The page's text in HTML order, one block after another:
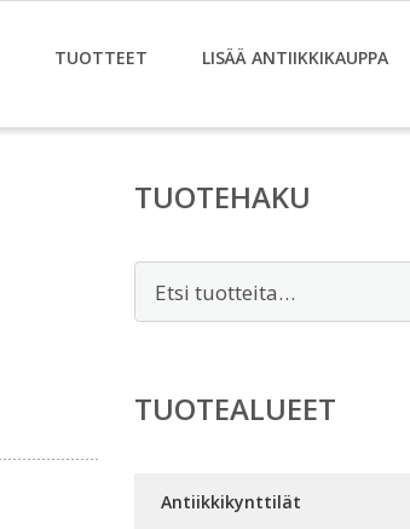
TUOTTEET LISÄÄ ANTIIKKIKAUPPA
TUOTEHAKU
TUOTEALUEET
Antiikkikynttilät